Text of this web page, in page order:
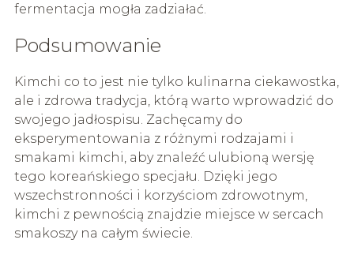
fermentacja mogła zadziałać.
Podsumowanie
Kimchi co to jest nie tylko kulinarna ciekawostka,
ale i zdrowa tradycja, którą warto wprowadzić do
swojego jadłospisu. Zachęcamy do
eksperymentowania z różnymi rodzajami i
smakami kimchi, aby znaleźć ulubioną wersję
tego koreańskiego specjału. Dzięki jego
wszechstronności i korzyściom zdrowotnym,
kimchi z pewnością znajdzie miejsce w sercach
smakoszy na całym świecie.